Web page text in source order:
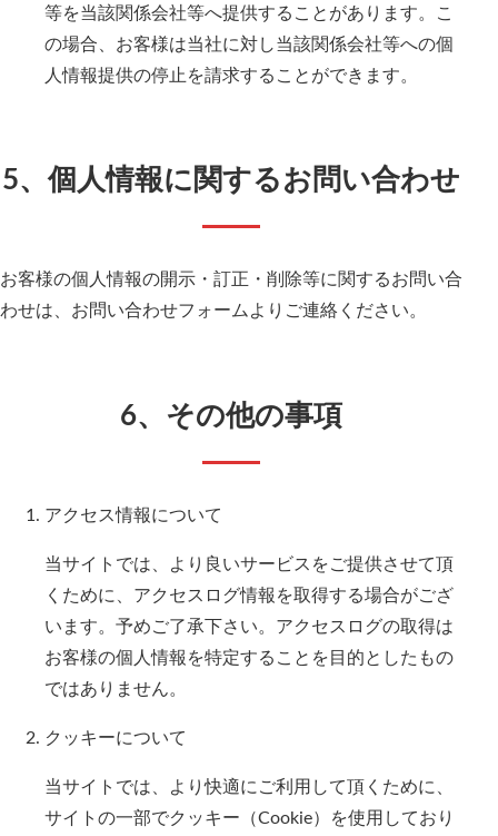
等を当該関係会社等へ提供することがあります。こ
の場合、お客様は当社に対し当該関係会社等への個
人情報提供の停止を請求することができます。
5、個人情報に関するお問い合わせ
お客様の個人情報の開示・訂正・削除等に関するお問い合
わせは、お問い合わせフォームよりご連絡ください。
6、その他の事項
アクセス情報について
当サイトでは、より良いサービスをご提供させて頂
くために、アクセスログ情報を取得する場合がござ
います。予めご了承下さい。アクセスログの取得は
お客様の個人情報を特定することを目的としたもの
ではありません。
クッキーについて
当サイトでは、より快適にご利用して頂くために、
サイトの一部でクッキー（Cookie）を使用しており